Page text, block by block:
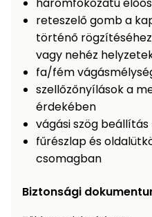
Növényápolási
kellékek
Permetező
Üvegház
és
melegház
háromfokozatú
reteszelő gomb a
történő
vagy nehéz
fa/fém
szellőzőnyílások a
érdekében
vágási szög
fűrészlap és
csomagban
Biztonsági